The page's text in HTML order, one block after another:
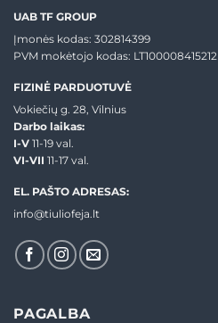
UAB TF GROUP
Įmonės kodas: 302814399
PVM mokėtojo kodas: LT100008415212
FIZINĖ PARDUOTUVĖ
Vokiečių g. 28, Vilnius
Darbo laikas:
I-V 11-19 val.
VI-VII 11-17 val.
EL. PAŠTO ADRESAS:
info@tiuliofeja.lt
PAGALBA